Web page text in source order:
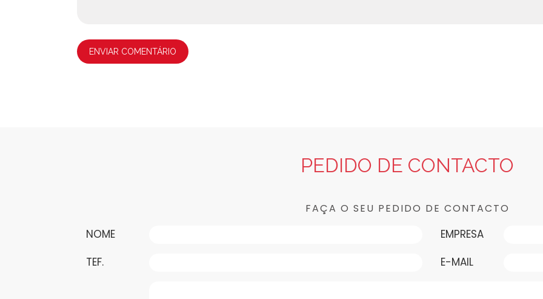
ENVIAR COMENTÁRIO
PEDIDO DE CONTACTO
FAÇA O SEU PEDIDO DE CONTACTO
NOME
EMPRESA
TEF.
E-MAIL